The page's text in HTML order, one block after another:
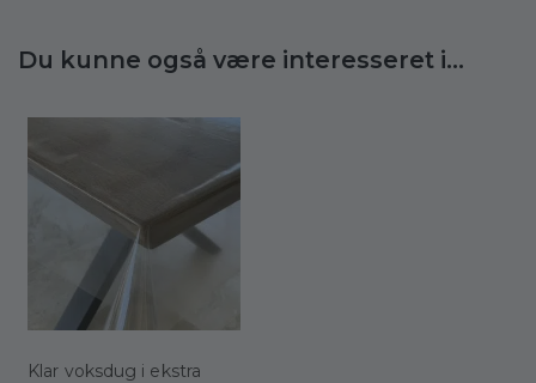
Du kunne også være interesseret i...
Klar voksdug i ekstra